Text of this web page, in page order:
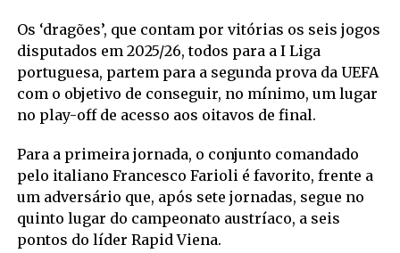
Os ‘dragões’, que contam por vitórias os seis jogos
disputados em 2025/26, todos para a I Liga
portuguesa, partem para a segunda prova da UEFA
com o objetivo de conseguir, no mínimo, um lugar
no play-off de acesso aos oitavos de final.
Para a primeira jornada, o conjunto comandado
pelo italiano Francesco Farioli é favorito, frente a
um adversário que, após sete jornadas, segue no
quinto lugar do campeonato austríaco, a seis
pontos do líder Rapid Viena.